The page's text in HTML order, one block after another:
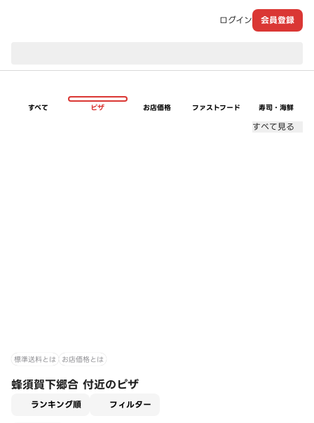
ログイン 会員登録
すべて ピザ お店価格 ファストフード 寿司・海鮮
すべて見る
標準送料とは お店価格とは
蜂須賀下郷合 付近のピザ
ランキング順 フィルター